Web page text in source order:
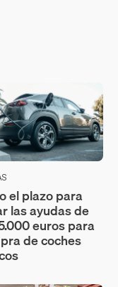
el plazo para
las ayudas de
euros para
de coches